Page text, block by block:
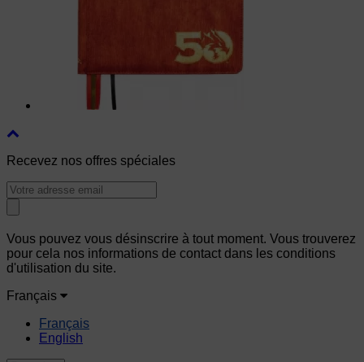
Recevez nos offres spéciales
Vous pouvez vous désinscrire à tout moment. Vous trouverez
pour cela nos informations de contact dans les conditions
d'utilisation du site.
Français
Français
English